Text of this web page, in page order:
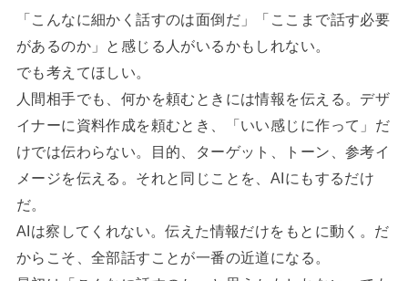
「こんなに細かく話すのは面倒だ」「ここまで話す必要
があるのか」と感じる人がいるかもしれない。
でも考えてほしい。
人間相手でも、何かを頼むときには情報を伝える。デザ
イナーに資料作成を頼むとき、「いい感じに作って」だ
けでは伝わらない。目的、ターゲット、トーン、参考イ
メージを伝える。それと同じことを、AIにもするだけ
だ。
AIは察してくれない。伝えた情報だけをもとに動く。だ
からこそ、全部話すことが一番の近道になる。